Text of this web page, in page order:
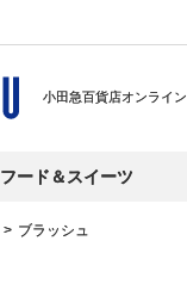
小田急百貨店オンライ
フード＆スイーツ
ブラッシュ